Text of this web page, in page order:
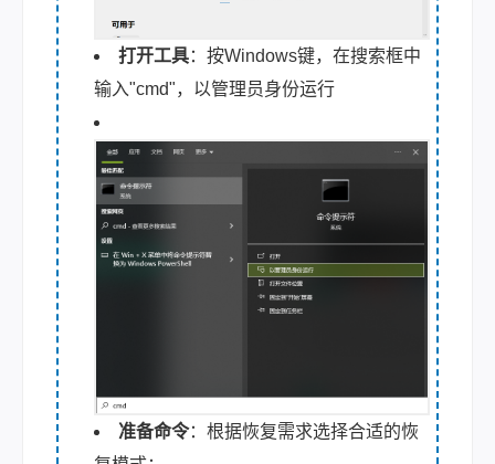
打开工具：按Windows键，在搜索框中
输入"cmd"，以管理员身份运行
准备命令：根据恢复需求选择合适的恢